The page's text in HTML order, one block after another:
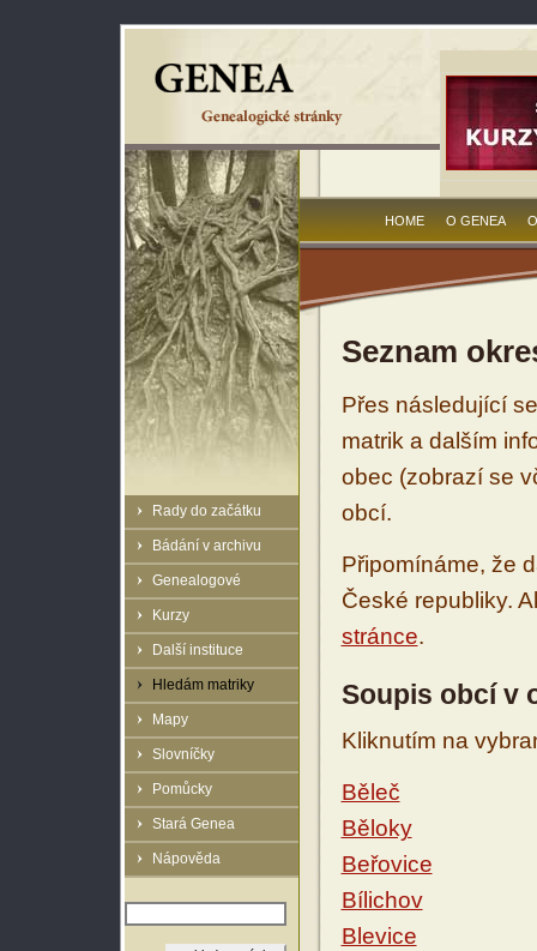
Rady do začátku
Bádání v archivu
Genealogové
Kurzy
Další instituce
Hledám matriky
Mapy
Slovníčky
Pomůcky
Stará Genea
Nápověda
HOME O GENEA
Seznam
Přes následující
matrik a dalším
obec (zobrazí se
obcí.
Připomínáme, že
České republiky.
stránce.
Soupis obcí v
Kliknutím na
Běleč
Běloky
Beřovice
Bílichov
Blevice